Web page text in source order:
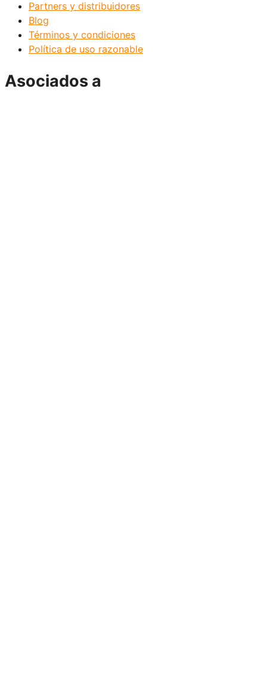
Partners y distribuidores
Blog
Términos y condiciones
Política de uso razonable
Asociados a